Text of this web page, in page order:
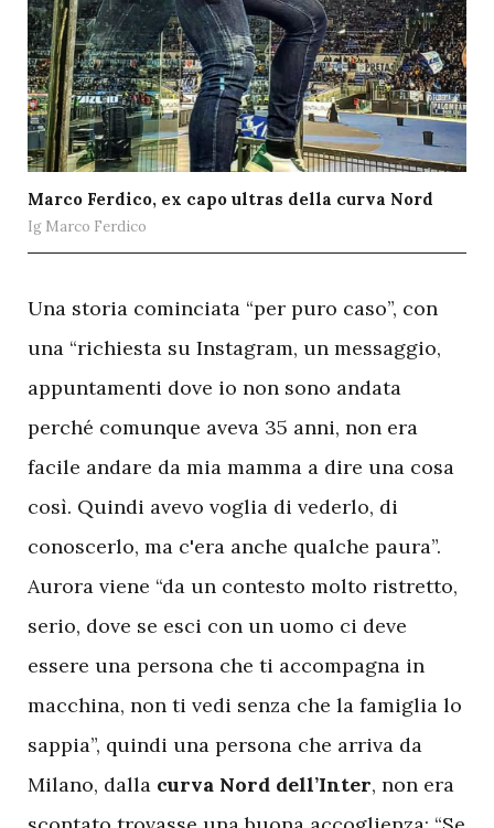
Marco Ferdico, ex capo ultras della curva Nord
Ig Marco Ferdico
Una storia cominciata “per puro caso”, con
una “richiesta su Instagram, un messaggio,
appuntamenti dove io non sono andata
perché comunque aveva 35 anni, non era
facile andare da mia mamma a dire una cosa
così. Quindi avevo voglia di vederlo, di
conoscerlo, ma c'era anche qualche paura”.
Aurora viene “da un contesto molto ristretto,
serio, dove se esci con un uomo ci deve
essere una persona che ti accompagna in
macchina, non ti vedi senza che la famiglia lo
sappia”, quindi una persona che arriva da
Milano, dalla curva Nord dell’Inter, non era